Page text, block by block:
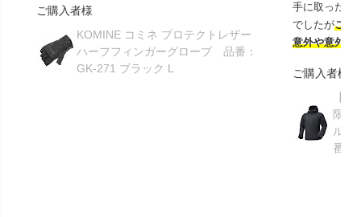
ご購入者様
KOMINE コミネ プロテクトレザー
ハーフフィンガーグローブ 品番：
GK-271 ブラック L
手に取ったと
でしたがこの
意外や意外ス
ご購入者様
限り
ルメ
番：